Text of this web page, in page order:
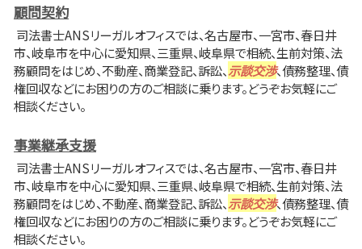
顧問契約
司法書士ANSリーガルオフィスでは、名古屋市、一宮市、春日井
市、岐阜市を中心に愛知県、三重県、岐阜県で相続、生前対策、法
務顧問をはじめ、不動産、商業登記、訴訟、示談交渉、債務整理、債
権回収などにお困りの方のご相談に乗ります。どうぞお気軽にご
相談ください。
事業継承支援
司法書士ANSリーガルオフィスでは、名古屋市、一宮市、春日井
市、岐阜市を中心に愛知県、三重県、岐阜県で相続、生前対策、法
務顧問をはじめ、不動産、商業登記、訴訟、示談交渉、債務整理、債
権回収などにお困りの方のご相談に乗ります。どうぞお気軽にご
相談ください。